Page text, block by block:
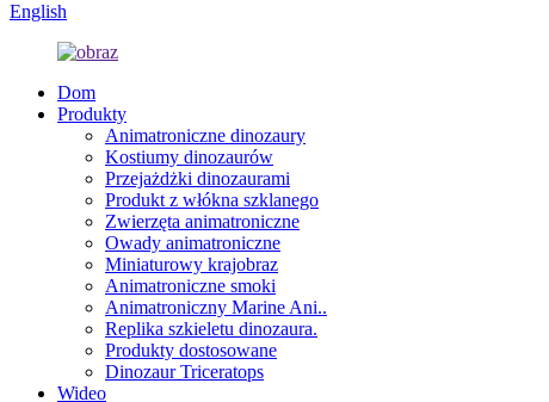
English
Dom
Produkty
Animatroniczne dinozaury
Kostiumy dinozaurów
Przejażdżki dinozaurami
Produkt z włókna szklanego
Zwierzęta animatroniczne
Owady animatroniczne
Miniaturowy krajobraz
Animatroniczne smoki
Animatroniczny Marine Ani..
Replika szkieletu dinozaura.
Produkty dostosowane
Dinozaur Triceratops
Wideo